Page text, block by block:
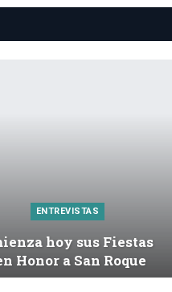
ENTREVISTAS
hoy sus Fiestas
Honor a San Roque